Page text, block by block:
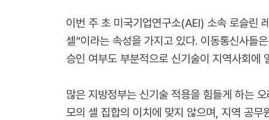
이번 주 초 미국기업연구소(AEI) 소속 로슬린
셀”이라는 속성을 가지고 있다. 이동통신사
승인 여부도 부분적으로 신기술이 지역사회에
많은 지방정부는 신기술 적용을 힘들게 하는
모의 셀 집합의 이치에 맞지 않으며, 지역 공